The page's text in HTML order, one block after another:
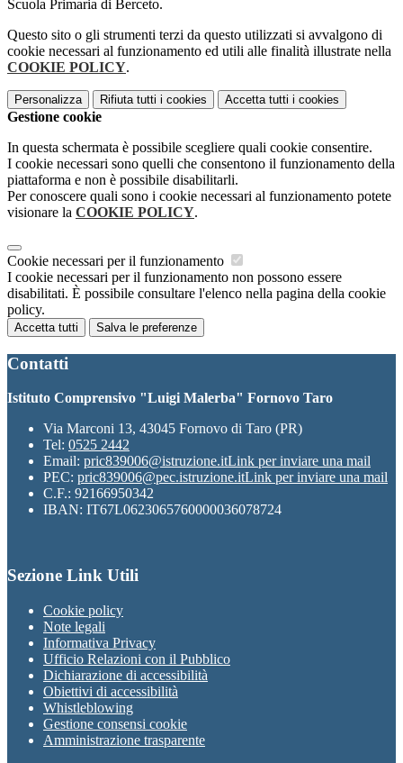
Scuola Primaria di Berceto.
Questo sito o gli strumenti terzi da questo utilizzati si avvalgono di
cookie necessari al funzionamento ed utili alle finalità illustrate nella
COOKIE POLICY.
Personalizza Rifiuta tutti i cookies Accetta tutti i cookies
Gestione cookie
In questa schermata è possibile scegliere quali cookie consentire.
I cookie necessari sono quelli che consentono il funzionamento della
piattaforma e non è possibile disabilitarli.
Per conoscere quali sono i cookie necessari al funzionamento potete
visionare la COOKIE POLICY.
Cookie necessari per il funzionamento
I cookie necessari per il funzionamento non possono essere
disabilitati. È possibile consultare l'elenco nella pagina della cookie
policy.
Accetta tutti Salva le preferenze
Contatti
Istituto Comprensivo "Luigi Malerba" Fornovo Taro
Via Marconi 13, 43045 Fornovo di Taro (PR)
Tel: 0525 2442
Email: pric839006@istruzione.itLink per inviare una mail
PEC: pric839006@pec.istruzione.itLink per inviare una mail
C.F.: 92166950342
IBAN: IT67L0623065760000036078724
Sezione Link Utili
Cookie policy
Note legali
Informativa Privacy
Ufficio Relazioni con il Pubblico
Dichiarazione di accessibilità
Obiettivi di accessibilità
Whistleblowing
Gestione consensi cookie
Amministrazione trasparente